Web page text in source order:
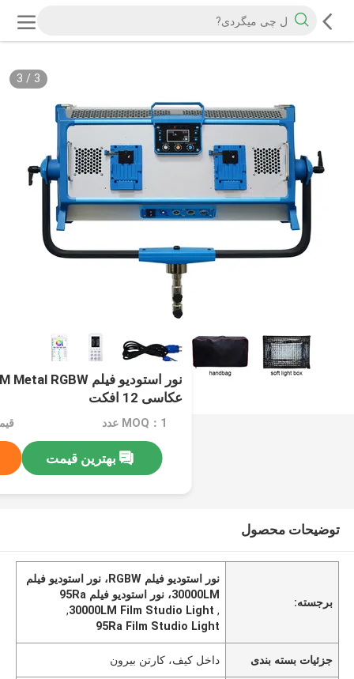
3
/
3
عکاسی 12 افکت
MOQ：1 عدد
بهترین قیمت
توضیحات محصول
برجسته:
نور استودیو فیلم RGBW، نور استودیو فیلم
30000LM، نور استودیو فیلم 95Ra
,
30000LM Film Studio Light
,
95Ra Film Studio Light
جزئیات بسته بندی داخل کیف، کارتن بیرون